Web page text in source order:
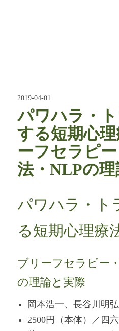
2019-04-01
パワハラ・
する短期心
ーフセラピ
法・NLPの
パワハラ・ト
る短期心理療
ブリーフセラピー
の理論と実際
岡本浩一、長谷川明
2500円（本体）／四